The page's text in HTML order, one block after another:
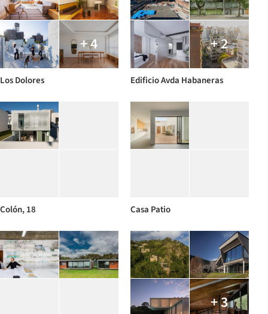
+ 4
Los Dolores
+ 2
Edificio Avda Habaneras
Colón, 18 Casa Patio
+ 3